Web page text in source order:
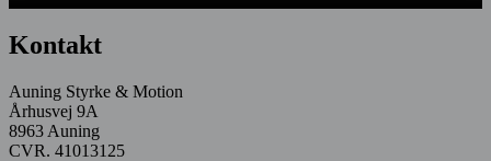
Kontakt
Auning Styrke & Motion
Århusvej 9A
8963 Auning
CVR. 41013125